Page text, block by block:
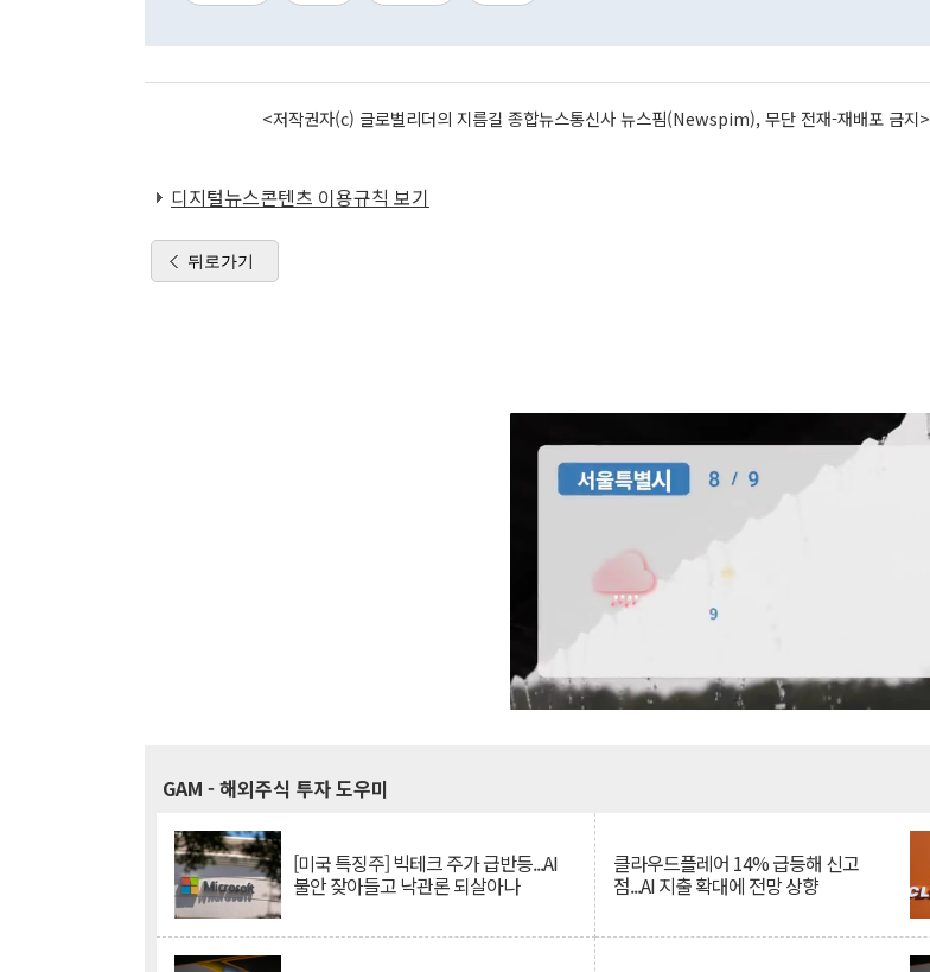
<저작권자(c) 글로벌리더의 지름길 종합뉴스통신사 뉴스핌(Newspim), 무단 전재-재배포 금지>
디지털뉴스콘텐츠 이용규칙 보기
뒤로가기
GAM - 해외주식 투자 도우미
[미국 특징주] 빅테크 주가 급반등...AI
불안 잦아들고 낙관론 되살아나
클라우드플레어 14% 급등해 신고
점...AI 지출 확대에 전망 상향